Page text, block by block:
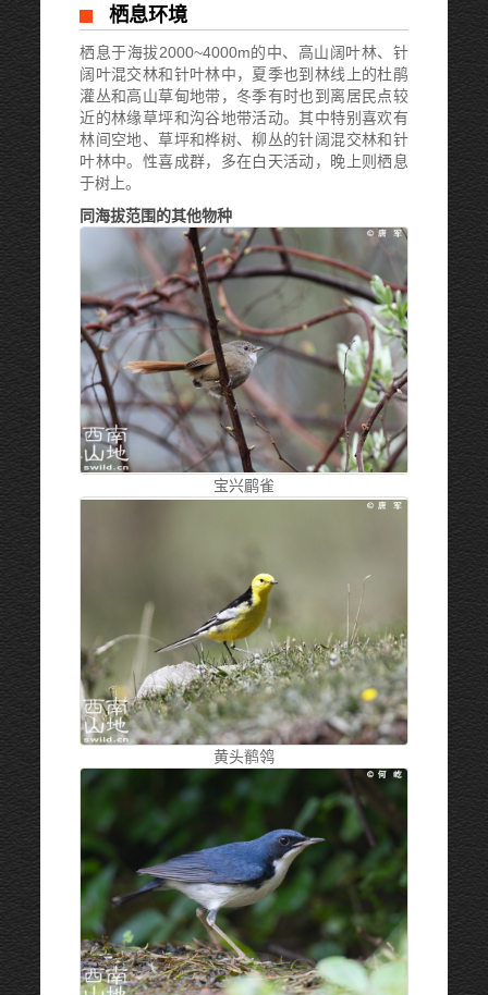
栖息环境
栖息于海拔2000~4000m的中、高山阔叶林、针
阔叶混交林和针叶林中，夏季也到林线上的杜鹃
灌丛和高山草甸地带，冬季有时也到离居民点较
近的林缘草坪和沟谷地带活动。其中特别喜欢有
林间空地、草坪和桦树、柳丛的针阔混交林和针
叶林中。性喜成群，多在白天活动，晚上则栖息
于树上。
同海拔范围的其他物种
宝兴鹛雀
黄头鹡鸰